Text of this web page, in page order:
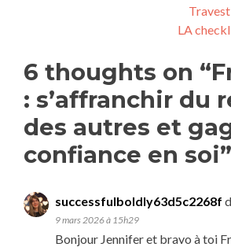
LA
6 thoughts on “
: s’affranchir du
des autres et
confiance en soi”
successfulboldly63d5c2268f
9 mars 2026 à 15h29
Bonjour Jennifer et bravo à toi